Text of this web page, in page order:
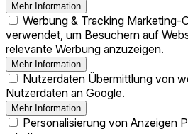
Mehr Information
Werbung & Tracking Marketing-
verwendet, um Besuchern auf
relevante Werbung anzuzeigen.
Mehr Information
Nutzerdaten Übermittlung von
Nutzerdaten an Google.
Mehr Information
Personalisierung von Anzeigen